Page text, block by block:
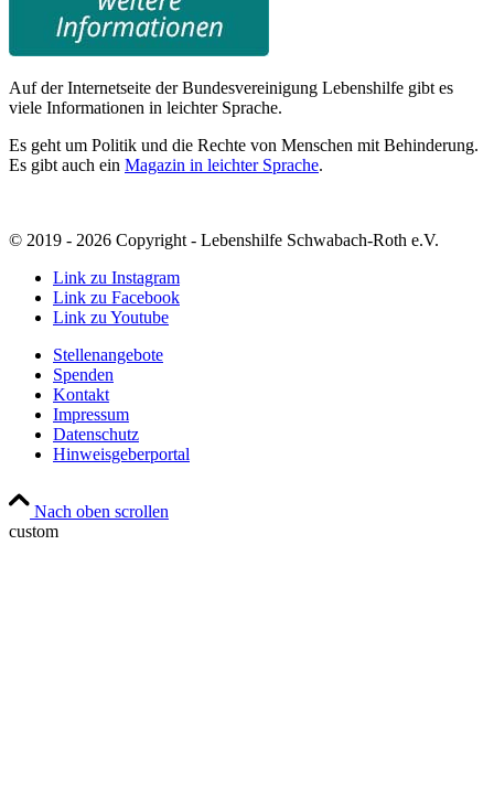
Auf der Internetseite der Bundesvereinigung Lebenshilfe gibt es
viele Informationen in leichter Sprache.
Es geht um Politik und die Rechte von Menschen mit Behinderung.
Es gibt auch ein Magazin in leichter Sprache.
© 2019 - 2026 Copyright - Lebenshilfe Schwabach-Roth e.V.
Link zu Instagram
Link zu Facebook
Link zu Youtube
Stellenangebote
Spenden
Kontakt
Impressum
Datenschutz
Hinweisgeberportal
Nach oben scrollen
custom